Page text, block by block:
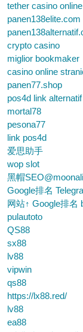
tether casino online
panen138elite.com
crypto casino
miglior bookmaker
casino online
panen77.shop
pos4d link alternatif
mortal78
pesona77
link pos4d
爱思助手
wop slot
黑帽
Google排名
网站↑ Google排名
pulautoto
QS88
sx88
lv88
vipwin
qs88
https://lx88.red/
lv88
ea88